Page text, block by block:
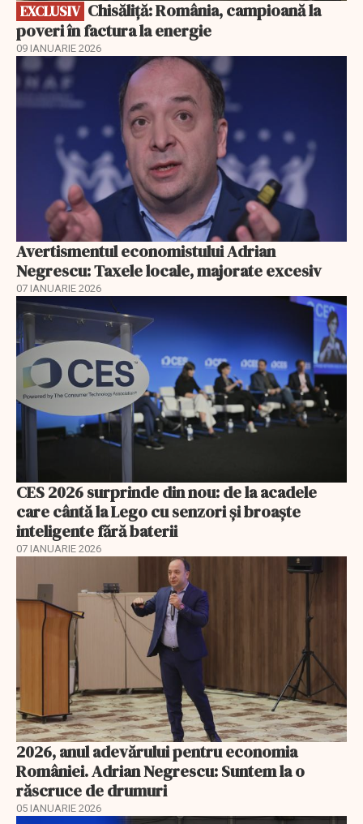
EXCLUSIV
poveri în factura la energie
09 IANUARIE 2026
Avertismentul economistului Adrian
Negrescu: Taxele locale, majorate excesiv
07 IANUARIE 2026
CES 2026 surprinde din nou: de la acadele
care cântă la Lego cu senzori și broaște
inteligente fără baterii
07 IANUARIE 2026
2026, anul adevărului pentru economia
României. Adrian Negrescu: Suntem la o
răscruce de drumuri
05 IANUARIE 2026